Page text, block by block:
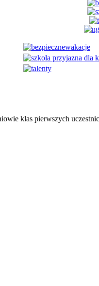
klas pierwszych